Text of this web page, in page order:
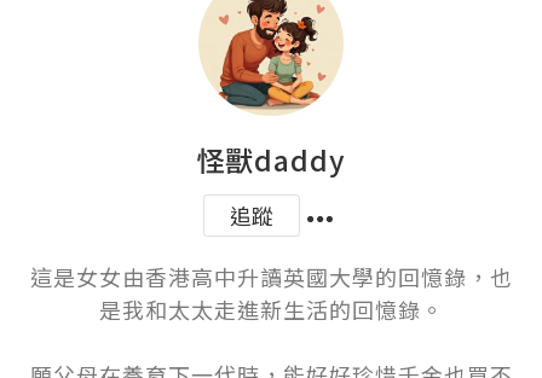
怪獸daddy
追蹤
這是女女由香港高中升讀英國大學的回憶錄，也
是我和太太走進新生活的回憶錄。